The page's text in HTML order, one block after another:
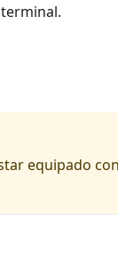
equipado